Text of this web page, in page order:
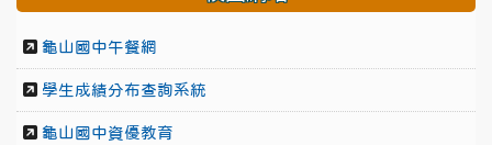
龜山國中午餐網
學生成績分布查詢系統
龜山國中資優教育